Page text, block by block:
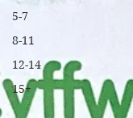
5-7
8-11
12-14
15+